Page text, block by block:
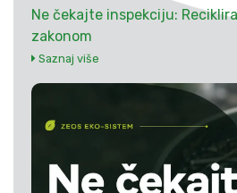
Ne čekajte inspekciju:
zakonom
Saznaj više